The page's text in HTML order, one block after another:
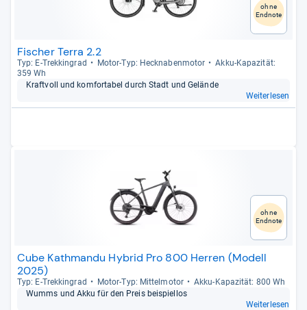
ohne
Endnote
Fischer Terra 2.2
Typ: E-​Trek­kin­grad Motor-​Typ: Heck­na­ben­mo­tor
Akku-​Kapa­zi­tät:
359 Wh
Kraft­voll und kom­for­ta­bel durch Stadt und Gelände
Weiterlesen
ohne
Endnote
Cube Kathmandu Hybrid Pro 800 Herren (Modell
2025)
Typ: E-​Trek­kin­grad Motor-​Typ: Mit­tel­mo­tor
Akku-​Kapa­zi­tät: 800 Wh
Wumms und Akku für den Preis bei­spiel­los
Weiterlesen